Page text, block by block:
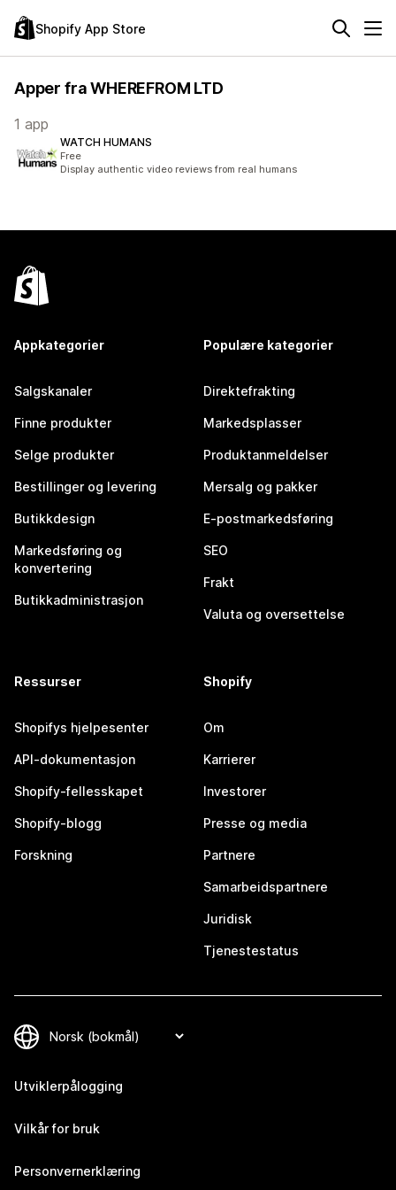
Shopify App Store
Apper fra WHEREFROM LTD
1 app
WATCH HUMANS
Free
Display authentic video reviews from real humans
Appkategorier
Salgskanaler
Finne produkter
Selge produkter
Bestillinger og levering
Butikkdesign
Markedsføring og
konvertering
Butikkadministrasjon
Populære kategorier
Direktefrakting
Markedsplasser
Produktanmeldelser
Mersalg og pakker
E-postmarkedsføring
SEO
Frakt
Valuta og oversettelse
Ressurser
Shopifys hjelpesenter
API-dokumentasjon
Shopify-fellesskapet
Shopify-blogg
Forskning
Shopify
Om
Karrierer
Investorer
Presse og media
Partnere
Samarbeidspartnere
Juridisk
Tjenestestatus
Utviklerpålogging
Vilkår for bruk
Personvernerklæring